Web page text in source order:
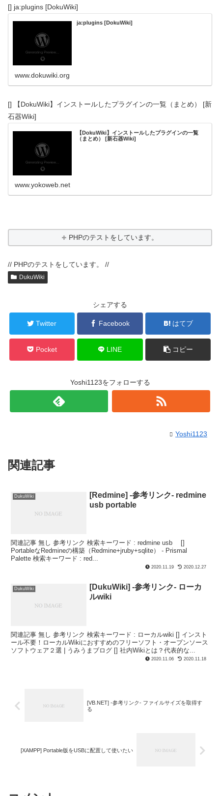
[] ja:plugins [DokuWiki]
ja:plugins [DokuWiki]
www.dokuwiki.org
[] 【DokuWiki】インストールしたプラグインの一覧（まとめ） [新
石器Wiki]
【DokuWiki】インストールしたプラグインの一覧
（まとめ） [新石器Wiki]
www.yokoweb.net
PHPのテストをしています。
// PHPのテストをしています。 //
DukuWiki
シェアする
Twitter Facebook はてブ
Pocket LINE コピー
Yoshi1123をフォローする
Yoshi1123
関連記事
DukuWiki
[Redmine] -参考リンク- redmine
usb portable
関連記事 無し 参考リンク 検索キーワード : redmine usb []
PortableなRedmineの構築（Redmine+jruby+sqlite） - Prismal
Palette 検索キーワード : red...
2020.11.19 2020.12.27
DukuWiki
[DukuWiki] -参考リンク- ローカ
ルwiki
関連記事 無し 参考リンク 検索キーワード : ローカルwiki [] インスト
ール不要！ローカルWikiにおすすめのフリーソフト・オープンソース
ソフトウェア２選 | うみうまブログ [] 社内Wikiとは？代表的な...
2020.11.06 2020.11.18
[VB.NET] -参考リンク- ファイルサイズを取得す
る
[XAMPP] Portable版をUSBに配置して使いたい